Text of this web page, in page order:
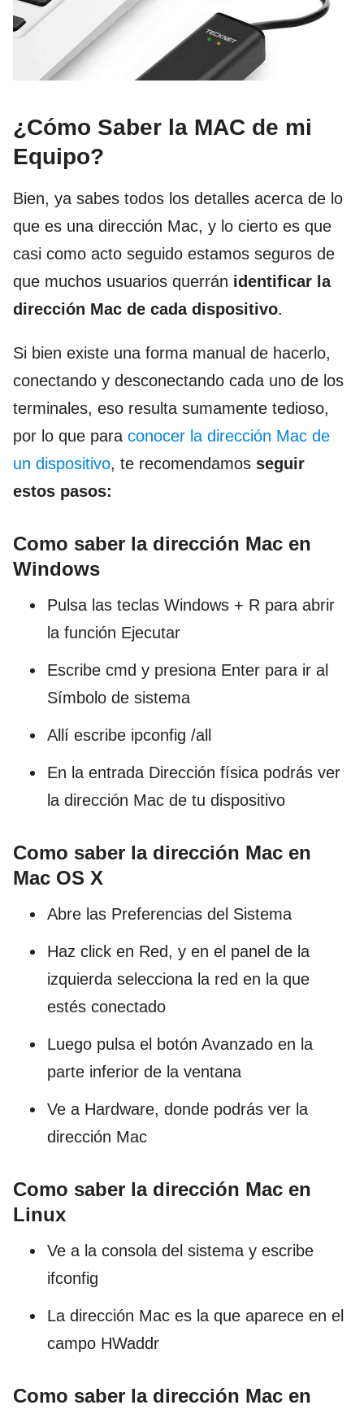
¿Cómo Saber la MAC de mi
Equipo?
Bien, ya sabes todos los detalles acerca de lo
que es una dirección Mac, y lo cierto es que
casi como acto seguido estamos seguros de
que muchos usuarios querrán identificar la
dirección Mac de cada dispositivo.
Si bien existe una forma manual de hacerlo,
conectando y desconectando cada uno de los
terminales, eso resulta sumamente tedioso,
por lo que para conocer la dirección Mac de
un dispositivo, te recomendamos seguir
estos pasos:
Como saber la dirección Mac en
Windows
Pulsa las teclas Windows + R para abrir
la función Ejecutar
Escribe cmd y presiona Enter para ir al
Símbolo de sistema
Allí escribe ipconfig /all
En la entrada Dirección física podrás ver
la dirección Mac de tu dispositivo
Como saber la dirección Mac en
Mac OS X
Abre las Preferencias del Sistema
Haz click en Red, y en el panel de la
izquierda selecciona la red en la que
estés conectado
Luego pulsa el botón Avanzado en la
parte inferior de la ventana
Ve a Hardware, donde podrás ver la
dirección Mac
Como saber la dirección Mac en
Linux
Ve a la consola del sistema y escribe
ifconfig
La dirección Mac es la que aparece en el
campo HWaddr
Como saber la dirección Mac en